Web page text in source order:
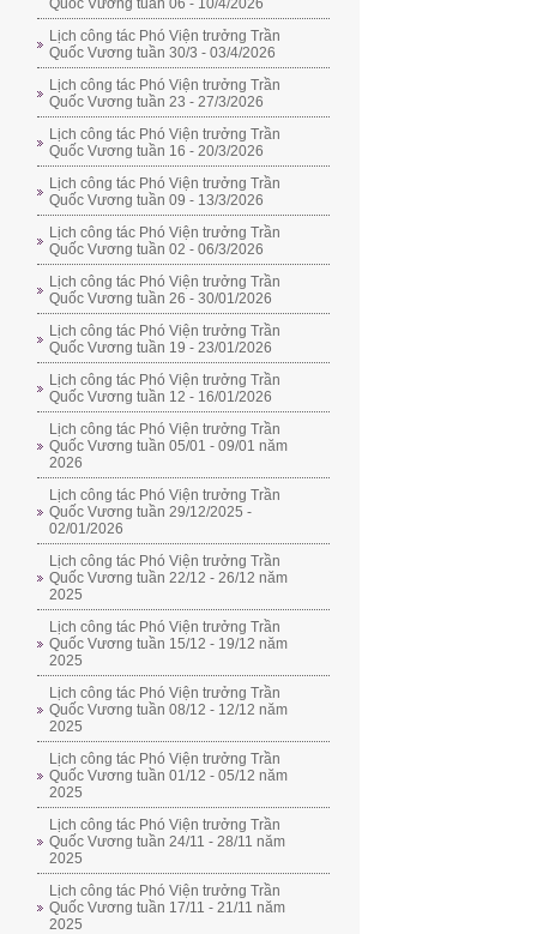
Quốc Vương tuần 06 - 10/4/2026
Lịch công tác Phó Viện trưởng Trần
Quốc Vương tuần 30/3 - 03/4/2026
Lịch công tác Phó Viện trưởng Trần
Quốc Vương tuần 23 - 27/3/2026
Lịch công tác Phó Viện trưởng Trần
Quốc Vương tuần 16 - 20/3/2026
Lịch công tác Phó Viện trưởng Trần
Quốc Vương tuần 09 - 13/3/2026
Lịch công tác Phó Viện trưởng Trần
Quốc Vương tuần 02 - 06/3/2026
Lịch công tác Phó Viện trưởng Trần
Quốc Vương tuần 26 - 30/01/2026
Lịch công tác Phó Viện trưởng Trần
Quốc Vương tuần 19 - 23/01/2026
Lịch công tác Phó Viện trưởng Trần
Quốc Vương tuần 12 - 16/01/2026
Lịch công tác Phó Viện trưởng Trần
Quốc Vương tuần 05/01 - 09/01 năm
2026
Lịch công tác Phó Viện trưởng Trần
Quốc Vương tuần 29/12/2025 -
02/01/2026
Lịch công tác Phó Viện trưởng Trần
Quốc Vương tuần 22/12 - 26/12 năm
2025
Lịch công tác Phó Viện trưởng Trần
Quốc Vương tuần 15/12 - 19/12 năm
2025
Lịch công tác Phó Viện trưởng Trần
Quốc Vương tuần 08/12 - 12/12 năm
2025
Lịch công tác Phó Viện trưởng Trần
Quốc Vương tuần 01/12 - 05/12 năm
2025
Lịch công tác Phó Viện trưởng Trần
Quốc Vương tuần 24/11 - 28/11 năm
2025
Lịch công tác Phó Viện trưởng Trần
Quốc Vương tuần 17/11 - 21/11 năm
2025